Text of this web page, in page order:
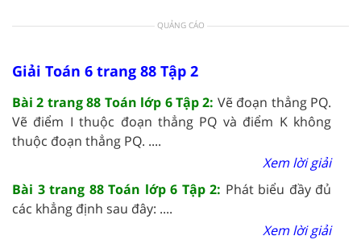
QUẢNG CÁO
Giải Toán 6 trang 88 Tập 2
Bài 2 trang 88 Toán lớp 6 Tập 2: Vẽ đoạn thẳng PQ.
Vẽ điểm I thuộc đoạn thẳng PQ và điểm K không
thuộc đoạn thẳng PQ. ....
Xem lời giải
Bài 3 trang 88 Toán lớp 6 Tập 2: Phát biểu đầy đủ
các khẳng định sau đây: ....
Xem lời giải